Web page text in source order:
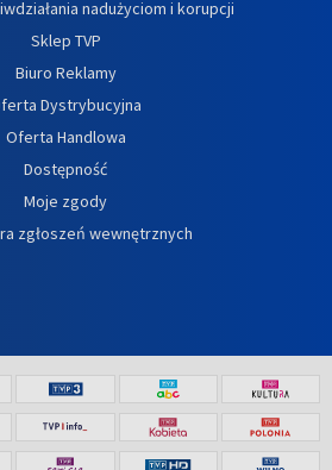
nadużyciom i korupcji
Sklep TVP
Biuro Reklamy
Dystrybucyjna
Oferta Handlowa
Dostępność
Moje zgody
zgłoszeń wewnętrznych